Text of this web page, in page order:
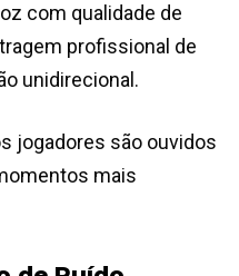
com qualidade de
profissional de
unidirecional.
jogadores são ouvidos
mais